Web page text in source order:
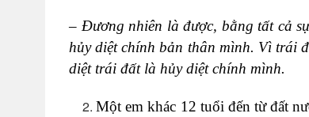
– Đương nhiên là được, bằng tất cả
hủy diệt chính bản thân mình. Vì trái
diệt trái đất là hủy diệt chính mình.
Một em khác 12 tuổi đến từ đất